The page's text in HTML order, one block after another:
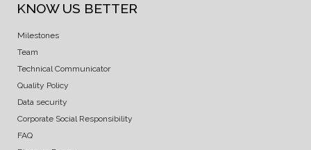
KNOW US BETTER
Milestones
Team
Technical Communicator
Quality Policy
Data security
Corporate Social Responsibility
FAQ